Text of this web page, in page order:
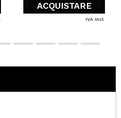
ACQUISTARE
IVA Incl.